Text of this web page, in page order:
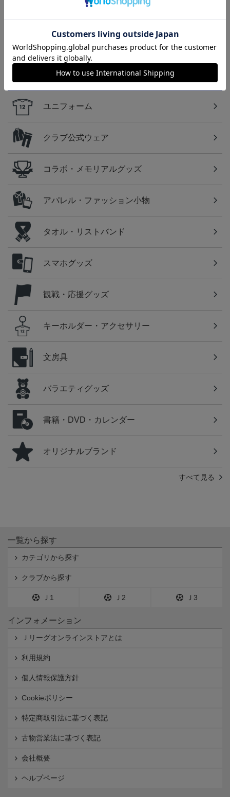
2026/27 1st レプリカユニ
フォーム 半袖
13,970円～20,020円
国際親善試合 FC東京
対 ボルシア ドルトムン
ト プリントタオルマフ
ラー
2,200円
【すぐにお届け】No.10
佐藤 恵允選手 2026/27 1s
18,920円
カテゴリから探す
ユニフォーム
クラブ公式ウェア
コラボ・メモリアルグッズ
アパレル・ファッション小物
タオル・リストバンド
スマホグッズ
観戦・応援グッズ
キーホルダー・アクセサリー
文房具
バラエティグッズ
書籍・DVD・カレンダー
オリジナルブランド
すべて見る
一覧から探す
カテゴリから探す
クラブから探す
Ｊ1 Ｊ2 Ｊ3
インフォメーション
Ｊリーグオンラインストアとは
利用規約
個人情報保護方針
Cookieポリシー
特定商取引法に基づく表記
古物営業法に基づく表記
会社概要
ヘルプページ